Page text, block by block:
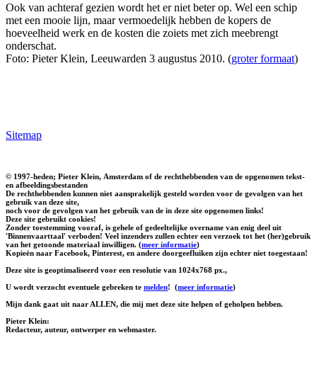
Ook van achteraf gezien wordt het er niet beter op. Wel een schip
met een mooie lijn, maar vermoedelijk hebben de kopers de
hoeveelheid werk en de kosten die zoiets met zich meebrengt
onderschat.
Foto: Pieter Klein, Leeuwarden 3 augustus 2010. (groter formaat)
Sitemap
© 1997-heden; Pieter Klein, Amsterdam of de rechthebbenden van de opgenomen tekst-
en afbeeldingsbestanden
De rechthebbenden kunnen niet aansprakelijk gesteld worden voor de gevolgen van het
gebruik van deze site,
noch voor de gevolgen van het gebruik van de in deze site opgenomen links!
Deze site gebruikt cookies!
Zonder toestemming vooraf, is gehele of gedeeltelijke overname van enig deel uit
'Binnenvaarttaal' verboden! Veel inzenders zullen echter een verzoek tot het (her)gebruik
van het getoonde materiaal inwilligen. (meer informatie)
Kopieën naar Facebook, Pinterest, en andere doorgeefluiken zijn echter niet toegestaan!
Deze site is geoptimaliseerd voor een resolutie van 1024x768 px.,
U wordt verzocht eventuele gebreken te melden! (meer informatie)
Mijn dank gaat uit naar ALLEN, die mij met deze site helpen of geholpen hebben.
Pieter Klein:
Redacteur, auteur, ontwerper en webmaster.